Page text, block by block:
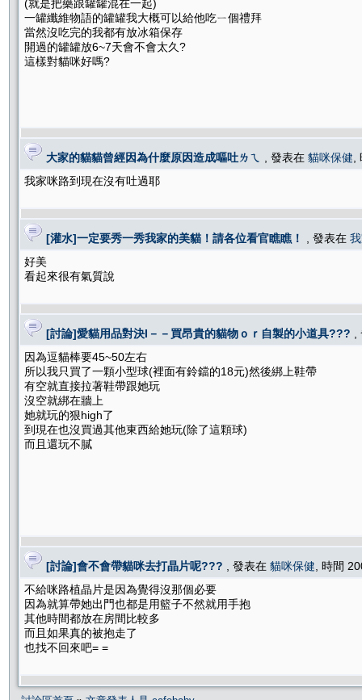
(就是把藥跟罐罐混在一起)
一罐纖維物語的罐罐我大概可以給他吃ㄧ個禮拜
當然沒吃完的我都有放冰箱保存
開過的罐罐放6~7天會不會太久?
這樣對貓咪好嗎?
大家的貓貓曾經因為什麼原因造成嘔吐ㄌㄟ , 發表在 貓咪保健
我家咪路到現在沒有吐過耶
[灌水]一定要秀一秀我家的美貓！請各位看官瞧瞧！ , 發表在
好美
看起來很有氣質說
[討論]愛貓用品對決I－－買昂貴的貓物ｏｒ自製的小道具???
因為逗貓棒要45~50左右
所以我只買了一顆小型球(裡面有鈴鐺的18元)然後綁上鞋帶
有空就直接拉著鞋帶跟她玩
沒空就綁在牆上
她就玩的狠high了
到現在也沒買過其他東西給她玩(除了這顆球)
而且還玩不膩
[討論]會不會帶貓咪去打晶片呢??? , 發表在 貓咪保健 , 時間
不給咪路植晶片是因為覺得沒那個必要
因為就算帶她出門也都是用籃子不然就用手抱
其他時間都放在房間比較多
而且如果真的被抱走了
也找不回來吧= =